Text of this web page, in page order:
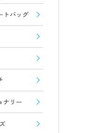
トバッグ
ナリー